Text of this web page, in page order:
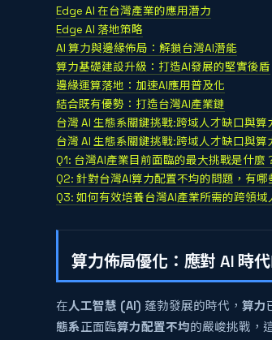
Edge AI 在台灣產業的應用潛力
Edge AI 落地策略
AI 算力與邊緣佈局：解鎖台灣AI潛能
算力基礎建設升級：打造AI發展的堅實後盾
邊緣運算落地：加速AI應用普及化
結合既有優勢：打造台灣AI產業鏈
台灣 AI 生態系關鍵挑戰:跨域人才缺口與
台灣 AI 生態系關鍵挑戰:跨域人才缺口與算
Q1: 台灣AI產業目前面臨的最大挑戰是什麼
Q2: 針對台灣AI算力配置不均的問題，有哪
Q3: 如何有效培養台灣AI產業所需的跨領域
算力佈局優化：應對 AI 時
在人工智慧 (AI) 蓬勃發展的時代， 算力
態系正面臨算力配置不均的嚴峻挑戰，